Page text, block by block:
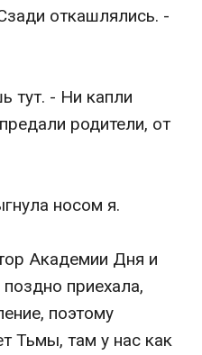
откашлялись. -
тут. - Ни капли
родители, от
носом я.
Академии Дня и
приехала,
поэтому
Тьмы, там у нас как